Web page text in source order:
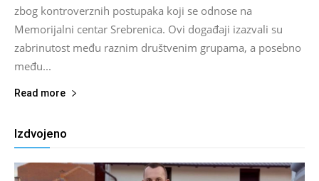
zbog kontroverznih postupaka koji se odnose na
Memorijalni centar Srebrenica. Ovi događaji izazvali su
zabrinutost među raznim društvenim grupama, a posebno
među...
Read more
Izdvojeno